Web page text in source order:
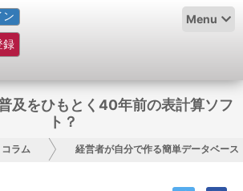
ン
録
Menu
をひもとく40年前の表計算ソフ
ト？
コラム 経営者が自分で作る簡単データベース